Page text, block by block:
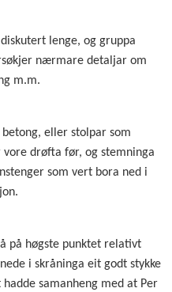
lenge, og gruppa
nærmare detaljar om
m.m.
eller stolpar som
drøfta før, og stemninga
som vert bora ned i
på høgste punktet relativt
i skråninga eit godt stykke
samanheng med at Per